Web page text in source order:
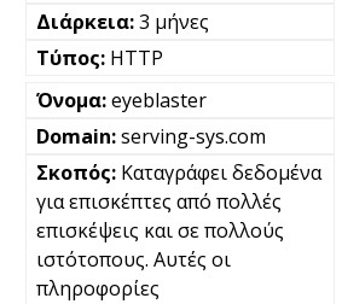
3 μήνες
HTTP
eyeblaster
serving-sys.com
Καταγράφει δεδομένα
για επισκέπτες από πολλές
επισκέψεις και σε πολλούς
ιστότοπους. Αυτές οι
πληροφορίες